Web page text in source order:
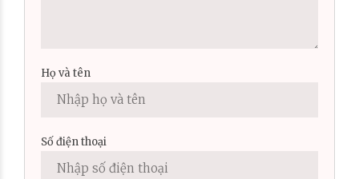
Họ và tên
Số điện thoại